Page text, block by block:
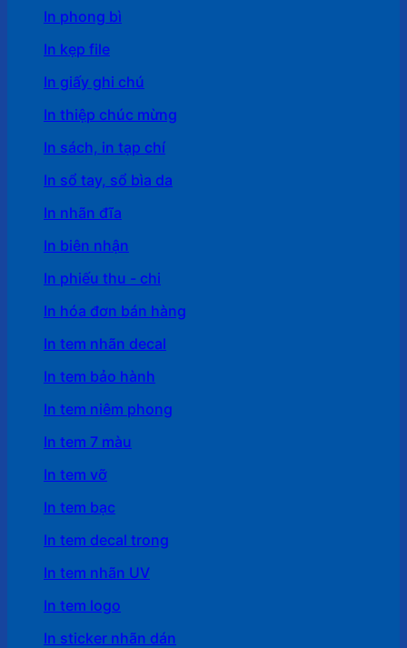
In phong bì
In kẹp file
In giấy ghi chú
In thiệp chúc mừng
In sách, in tạp chí
In sổ tay, sổ bìa da
In nhãn đĩa
In biên nhận
In phiếu thu - chi
In hóa đơn bán hàng
In tem nhãn decal
In tem bảo hành
In tem niêm phong
In tem 7 màu
In tem vỡ
In tem bạc
In tem decal trong
In tem nhãn UV
In tem logo
In sticker nhãn dán